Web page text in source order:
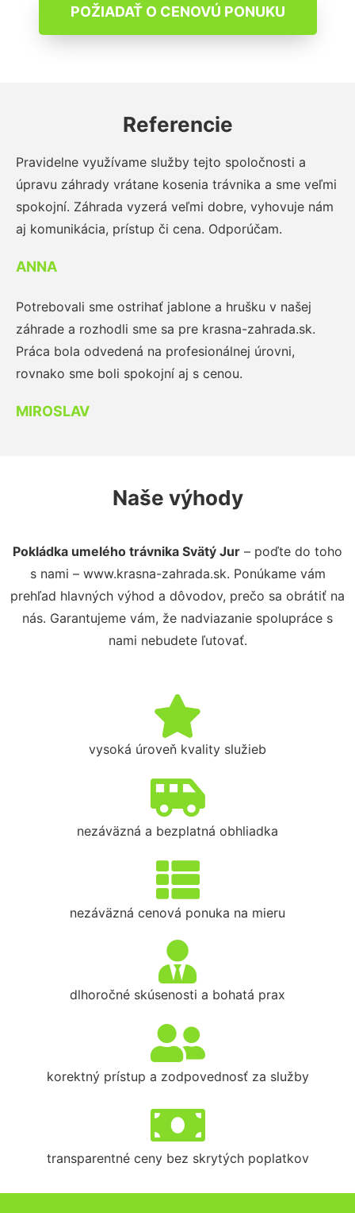
POŽIADAŤ O CENOVÚ PONUKU
Referencie
Pravidelne využívame služby tejto spoločnosti a
úpravu záhrady vrátane kosenia trávnika a sme veľmi
spokojní. Záhrada vyzerá veľmi dobre, vyhovuje nám
aj komunikácia, prístup či cena. Odporúčam.
ANNA
Potrebovali sme ostrihať jablone a hrušku v našej
záhrade a rozhodli sme sa pre krasna-zahrada.sk.
Práca bola odvedená na profesionálnej úrovni,
rovnako sme boli spokojní aj s cenou.
MIROSLAV
Naše výhody
Pokládka umelého trávnika Svätý Jur – poďte do toho
s nami – www.krasna-zahrada.sk. Ponúkame vám
prehľad hlavných výhod a dôvodov, prečo sa obrátiť na
nás. Garantujeme vám, že nadviazanie spolupráce s
nami nebudete ľutovať.
vysoká úroveň kvality služieb
nezáväzná a bezplatná obhliadka
nezáväzná cenová ponuka na mieru
dlhoročné skúsenosti a bohatá prax
korektný prístup a zodpovednosť za služby
transparentné ceny bez skrytých poplatkov